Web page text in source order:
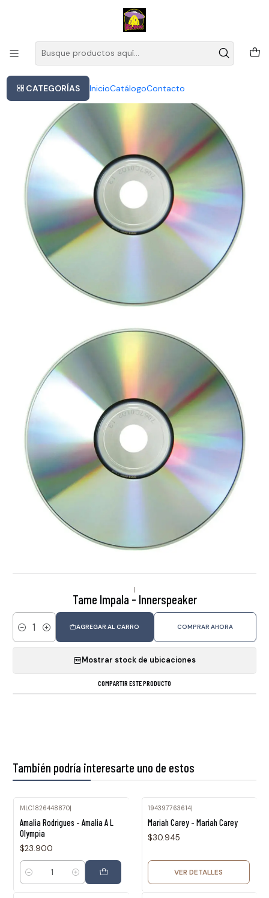
CATEGORÍAS InicioCatálogoContacto
Este es el texto del slide
|
Tame Impala - Innerspeaker
Cantidad
AGREGAR AL CARRO COMPRAR AHORA
Mostrar stock de ubicaciones
COMPARTIR ESTE PRODUCTO
También podría interesarte uno de estos
MLC1826448870|
Amalia Rodrigues - Amalia A L
Olympia
$23.900
Cantidad
194397763614|
Mariah Carey - Mariah Carey
$30.945
VER DETALLES